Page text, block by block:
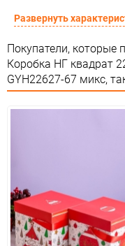
Сертификация
Особые условия
Минимальное
Количество в коробке
Развернуть
Покупатели, которые
Коробка НГ квадрат
GYH22627-67 микс,